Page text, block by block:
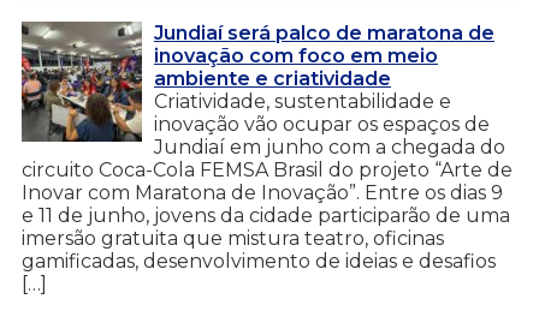
Jundiaí será palco de maratona de
inovação com foco em meio
ambiente e criatividade
Criatividade, sustentabilidade e
inovação vão ocupar os espaços de
Jundiaí em junho com a chegada do
circuito Coca-Cola FEMSA Brasil do projeto “Arte de
Inovar com Maratona de Inovação”. Entre os dias 9
e 11 de junho, jovens da cidade participarão de uma
imersão gratuita que mistura teatro, oficinas
gamificadas, desenvolvimento de ideias e desafios
[…]